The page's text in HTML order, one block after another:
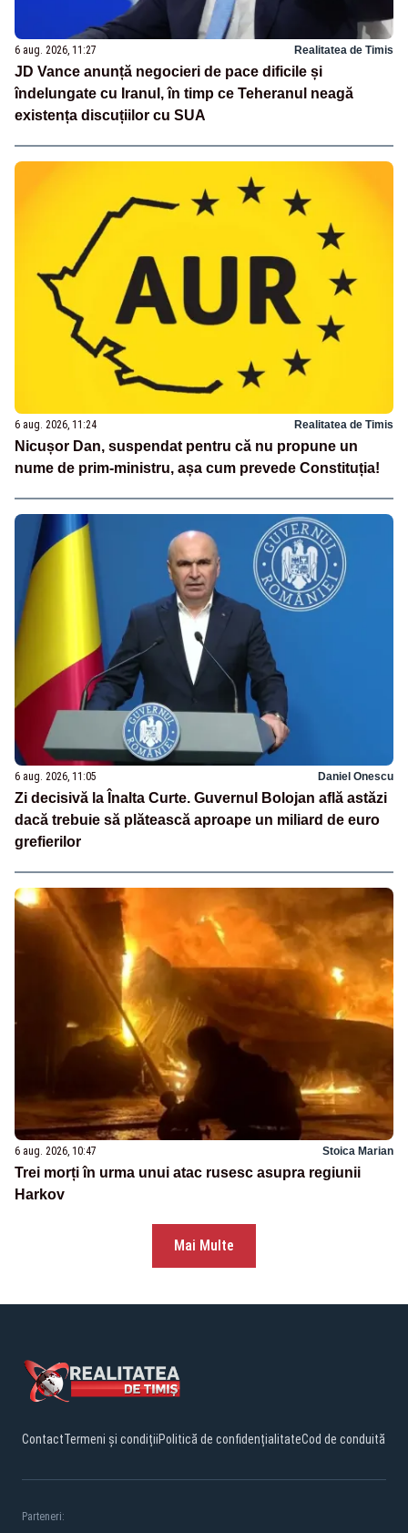
6 aug. 2026, 11:27 Realitatea de Timis
JD Vance anunță negocieri de pace dificile și
îndelungate cu Iranul, în timp ce Teheranul neagă
existența discuțiilor cu SUA
6 aug. 2026, 11:24 Realitatea de Timis
Nicușor Dan, suspendat pentru că nu propune un
nume de prim-ministru, așa cum prevede Constituția!
6 aug. 2026, 11:05 Daniel Onescu
Zi decisivă la Înalta Curte. Guvernul Bolojan află astăzi
dacă trebuie să plătească aproape un miliard de euro
grefierilor
6 aug. 2026, 10:47 Stoica Marian
Trei morți în urma unui atac rusesc asupra regiunii
Harkov
Mai Multe
ContactTermeni și condițiiPolitică de confidențialitateCod de conduită
Parteneri: